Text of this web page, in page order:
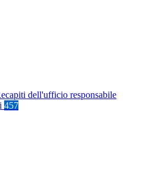
dell'ufficio responsabile
457